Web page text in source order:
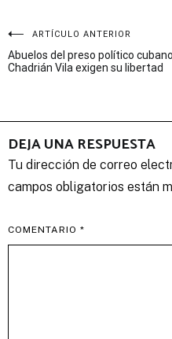
Navegación
de
ARTÍCULO ANTERIOR
Abuelos del preso político cubano
Chadrián Vila exigen su libertad
DEJA UNA RESPUESTA
Tu dirección de correo
campos obligatorios están
COMENTARIO *